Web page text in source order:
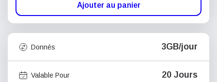
Ajouter au panier
Donnés 3GB/jour
Valable Pour 20 Jours